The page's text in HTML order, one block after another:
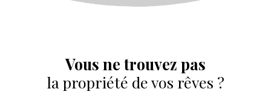
Vous ne trouvez pas
la propriété de vos rêves ?